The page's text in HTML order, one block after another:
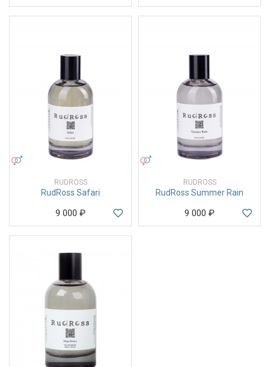
УНИСЕКС
RUDROSS
RudRoss Safari
9 000 ₽
УНИСЕКС
RUDROSS
RudRoss Summer Rain
9 000 ₽